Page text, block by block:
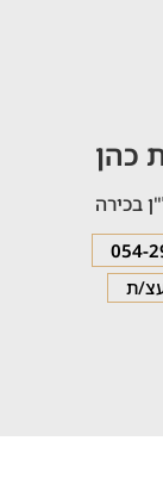
כהן
בכירה
054-
ת